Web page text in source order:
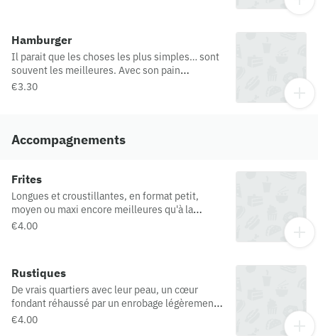
Hamburger
Il parait que les choses les plus simples… sont
souvent les meilleures. Avec son pain
moelleux, son steak haché 100% pur bœuf, son
Espagne / Pologne)
€3.30
Accompagnements
Frites
Longues et croustillantes, en format petit,
moyen ou maxi encore meilleures qu'à la
maison
€4.00
Rustiques
De vrais quartiers avec leur peau, un cœur
fondant réhaussé par un enrobage légèrement
épicé et aillé. Fondant à l'intérieur, croustillant
€4.00